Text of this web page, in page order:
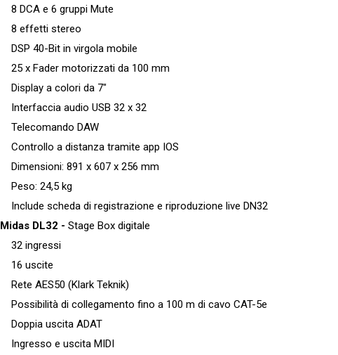
8 DCA e 6 gruppi Mute
8 effetti stereo
DSP 40-Bit in virgola mobile
25 x Fader motorizzati da 100 mm
Display a colori da 7"
Interfaccia audio USB 32 x 32
Telecomando DAW
Controllo a distanza tramite app IOS
Dimensioni: 891 x 607 x 256 mm
Peso: 24,5 kg
Include scheda di registrazione e riproduzione live DN32
Midas DL32 - Stage Box digitale
32 ingressi
16 uscite
Rete AES50 (Klark Teknik)
Possibilità di collegamento fino a 100 m di cavo CAT-5e
Doppia uscita ADAT
Ingresso e uscita MIDI